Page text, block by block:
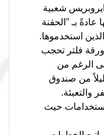
شعبية
عادةً بـ "الحقنة
استخدموها.
فلتر تحجب
الرغم من
من صندوق
والتعبئة.
حيث